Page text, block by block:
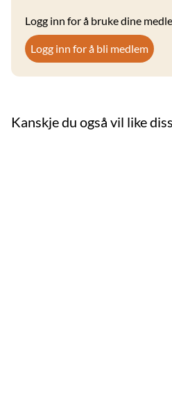
Logg inn for å bruke dine
Logg inn for å bli medlem
Kanskje du også vil like